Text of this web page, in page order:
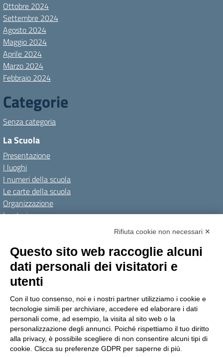
Ottobre 2024
Settembre 2024
Agosto 2024
Maggio 2024
Aprile 2024
Marzo 2024
Febbraio 2024
Categorie
Senza categoria
La Scuola
Presentazione
I luoghi
I numeri della scuola
Le carte della scuola
Organizzazione
La storia
Personale scolastico
Famiglie e studenti
Percorsi di studio
Offerta formativa
I progetti delle classi
Novità
Le notizie
Rifiuta cookie non necessari ✕
Questo sito web raccoglie alcuni
dati personali dei visitatori e
utenti
Con il tuo consenso, noi e i nostri partner utilizziamo i cookie e
tecnologie simili per archiviare, accedere ed elaborare i dati
personali come, ad esempio, la visita al sito web o la
personalizzazione degli annunci. Poiché rispettiamo il tuo diritto
alla privacy, è possibile scegliere di non consentire alcuni tipi di
cookie. Clicca su preferenze GDPR per saperne di più.